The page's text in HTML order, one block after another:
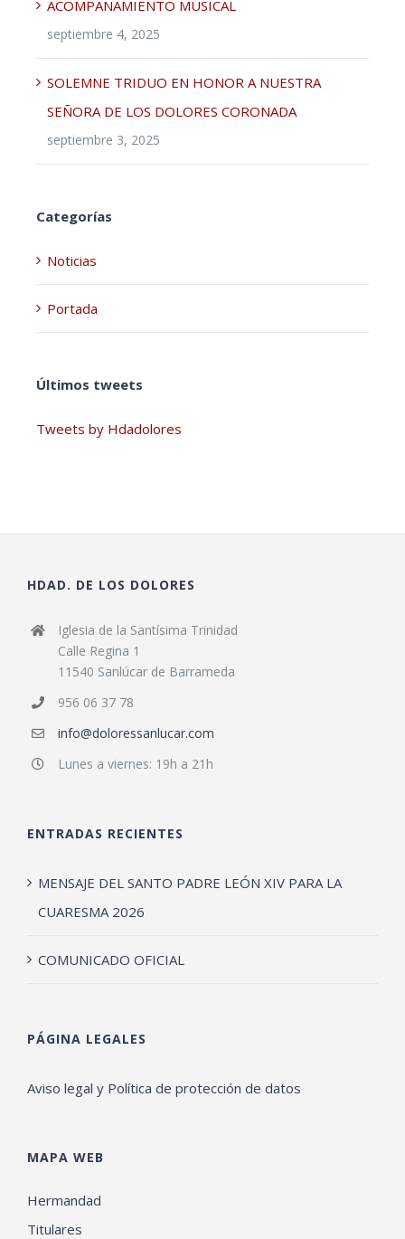
ACOMPAÑAMIENTO MUSICAL
septiembre 4, 2025
SOLEMNE TRIDUO EN HONOR A NUESTRA
SEÑORA DE LOS DOLORES CORONADA
septiembre 3, 2025
Categorías
Noticias
Portada
Últimos tweets
Tweets by Hdadolores
HDAD. DE LOS DOLORES
Iglesia de la Santísima Trinidad
Calle Regina 1
11540 Sanlúcar de Barrameda
956 06 37 78
info@doloressanlucar.com
Lunes a viernes: 19h a 21h
ENTRADAS RECIENTES
MENSAJE DEL SANTO PADRE LEÓN XIV PARA LA
CUARESMA 2026
COMUNICADO OFICIAL
PÁGINA LEGALES
Aviso legal y Política de protección de datos
MAPA WEB
Hermandad
Titulares